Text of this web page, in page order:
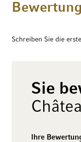
Schreiben Sie die
Sie
Ihre